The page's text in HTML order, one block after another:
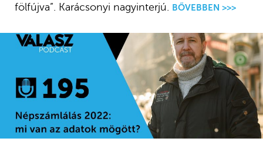
fölfújva”. Karácsonyi nagyinterjú.
BŐVEBBEN >>>